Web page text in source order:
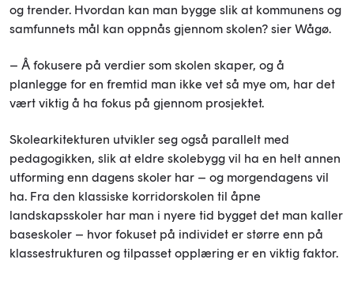
og trender. Hvordan kan man bygge slik at kommunens og
samfunnets mål kan oppnås gjennom skolen? sier Wågø.
– Å fokusere på verdier som skolen skaper, og å
planlegge for en fremtid man ikke vet så mye om, har det
vært viktig å ha fokus på gjennom prosjektet.
Skolearkitekturen utvikler seg også parallelt med
pedagogikken, slik at eldre skolebygg vil ha en helt annen
utforming enn dagens skoler har – og morgendagens vil
ha. Fra den klassiske korridorskolen til åpne
landskapsskoler har man i nyere tid bygget det man kaller
baseskoler – hvor fokuset på individet er større enn på
klassestrukturen og tilpasset opplæring er en viktig faktor.